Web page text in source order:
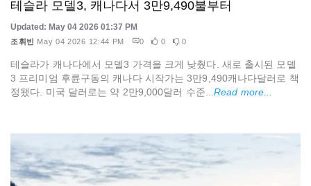
테슬라 모델3, 캐나다서 3만9,490불부터
Updated: May 04 2026 01:37 PM
조휘빈 May 04 2026 12:44 PM 0 0 0
테슬라가 캐나다에서 모델3 가격을 크게 낮췄다. 새로 출시된 모델
3 프리미엄 후륜구동의 캐나다 시작가는 3만9,490캐나다달러로 책
정됐다. 미국 달러로는 약 2만9,000달러 수준...Read more...